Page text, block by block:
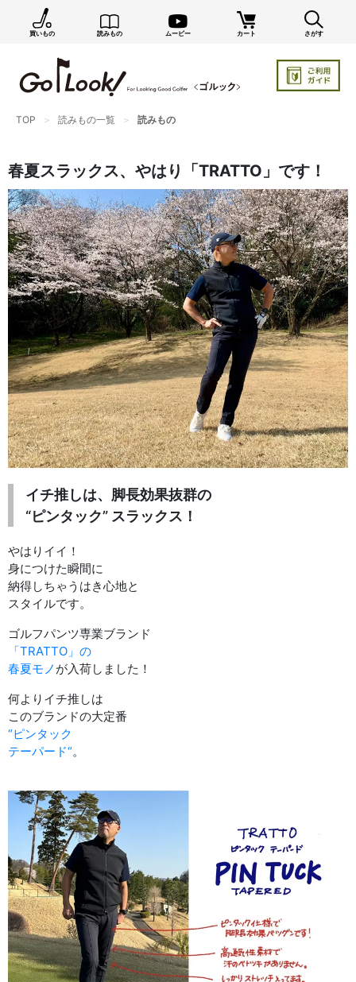
買いもの 読みもの ムービー カート さがす
TOP 読みもの一覧 読みもの
春夏スラックス、やはり「TRATTO」です！
イチ推しは、脚長効果抜群の
“ピンタック” スラックス！
やはりイイ！
身につけた瞬間に
納得しちゃうはき心地と
スタイルです。
ゴルフパンツ専業ブランド
「TRATTO」の
春夏モノ が入荷しました！
何よりイチ推しは
このブランドの大定番
“ピンタック
テーパード“。
×
GO/LOOK! からのお知らせ（受信設定）
新商品情報や編集部のオススメ、オトクな情報・買い
まだご登録でない方はぜひ！
編集部セレクトのスタイル提案・お得情報（ダイレクトメール）
カートに残っている商品のお知らせ（買い忘れ通知）
お知らせを受け取る
いつでもメール内のリンクから配信停止できます